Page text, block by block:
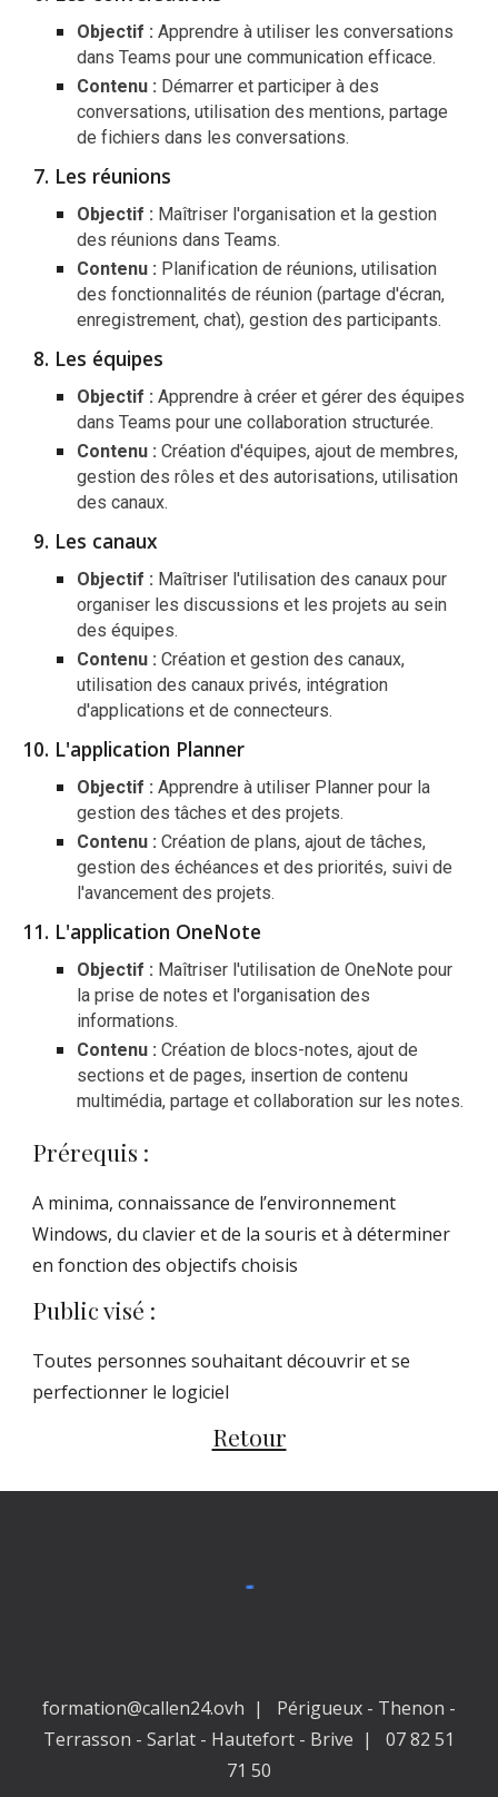
Objectif : Apprendre à utiliser les conversations
dans Teams pour une communication efficace.
Contenu : Démarrer et participer à des
conversations, utilisation des mentions, partage
de fichiers dans les conversations.
Les réunions
Objectif : Maîtriser l'organisation et la gestion
des réunions dans Teams.
Contenu : Planification de réunions, utilisation
des fonctionnalités de réunion (partage d'écran,
enregistrement, chat), gestion des participants.
Les équipes
Objectif : Apprendre à créer et gérer des équipes
dans Teams pour une collaboration structurée.
Contenu : Création d'équipes, ajout de membres,
gestion des rôles et des autorisations, utilisation
des canaux.
Les canaux
Objectif : Maîtriser l'utilisation des canaux pour
organiser les discussions et les projets au sein
des équipes.
Contenu : Création et gestion des canaux,
utilisation des canaux privés, intégration
d'applications et de connecteurs.
L'application Planner
Objectif : Apprendre à utiliser Planner pour la
gestion des tâches et des projets.
Contenu : Création de plans, ajout de tâches,
gestion des échéances et des priorités, suivi de
l'avancement des projets.
L'application OneNote
Objectif : Maîtriser l'utilisation de OneNote pour
la prise de notes et l'organisation des
informations.
Contenu : Création de blocs-notes, ajout de
sections et de pages, insertion de contenu
multimédia, partage et collaboration sur les notes.
Prérequis :
A minima, connaissance de l’environnement
Windows, du clavier et de la souris et à déterminer
en fonction des objectifs choisis
Public visé :
Toutes personnes souhaitant découvrir et se
perfectionner le logiciel
Retour
formation@callen24.ovh | Périgueux - Thenon -
Terrasson - Sarlat - Hautefort - Brive | 07 82 51
71 50